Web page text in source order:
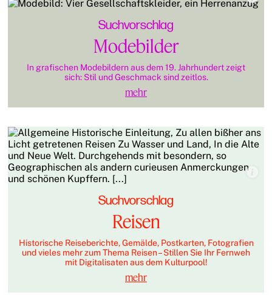
Suchvorschlag
Modebilder
In grafischen Modebildern aus dem 19. Jahrhundert zeigt
sich: Stil und Geschmack sind zeitlos.
mehr
Suchvorschlag
Reisen
Historische Reiseberichte, Gemälde, Postkarten, Fotografien
und vieles mehr zum Thema Reisen – Stillen Sie Ihr Fernweh
mit Digitalisaten aus dem Kulturpool!
mehr